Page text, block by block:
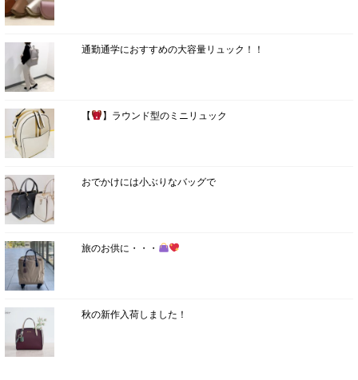
通勤通学におすすめの大容量リュック！！
【 】ラウンド型のミニリュック
おでかけには小ぶりなバッグで
旅のお供に・・・
秋の新作入荷しました！